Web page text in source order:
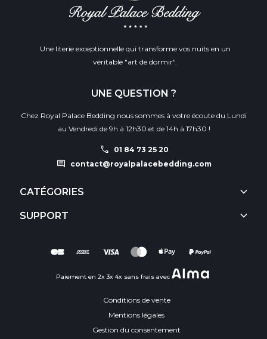
Une literie exceptionnelle qui transforme vos nuits en un
véritable "art de dormir".
UNE QUESTION ?
Chez Royal Palace Bedding nous sommes à votre écoute du Lundi
au Vendredi de 9h à 12h30 et de 14h à 17h30 !
call 01 84 73 25 20
comment contact@royalpalacebedding.com
CATÉGORIES keyboard_arrow_down
SUPPORT keyboard_arrow_down
Paiement en 2x 3x 4x sans frais avec
Conditions de vente
Mentions légales
Gestion du consentement